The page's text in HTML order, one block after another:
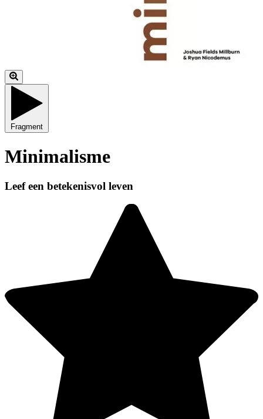
Fragment
Minimalisme
Leef een betekenisvol leven